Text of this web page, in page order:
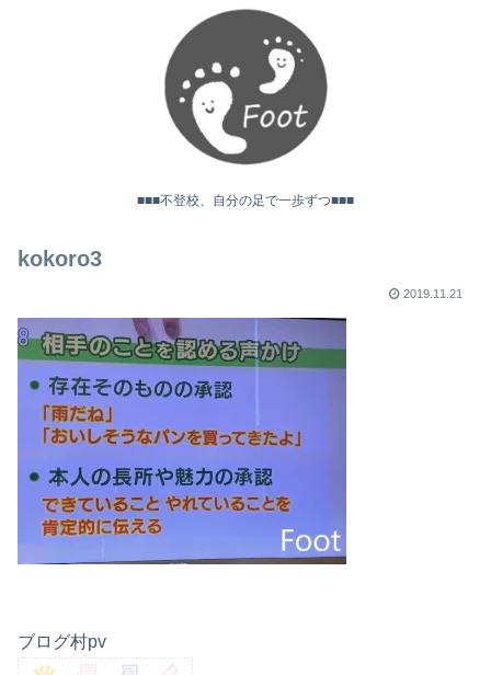
■■■不登校、自分の足で一歩ずつ■■■
kokoro3
2019.11.21
ブログ村pv